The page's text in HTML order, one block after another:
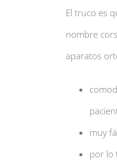
El truco es
nombre
aparatos
muy
por lo